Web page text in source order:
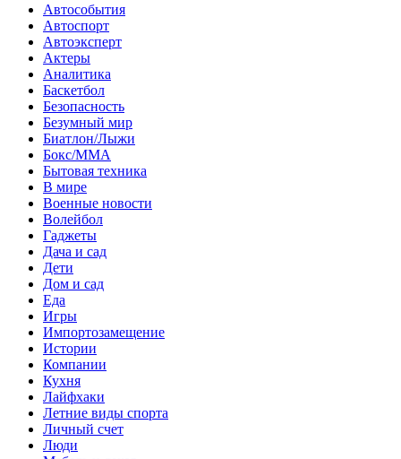
Автособытия
Автоспорт
Автоэксперт
Актеры
Аналитика
Баскетбол
Безопасность
Безумный мир
Биатлон/Лыжи
Бокс/MMA
Бытовая техника
В мире
Военные новости
Волейбол
Гаджеты
Дача и сад
Дети
Дом и сад
Еда
Игры
Импортозамещение
Истории
Компании
Кухня
Лайфхаки
Летние виды спорта
Личный счет
Люди